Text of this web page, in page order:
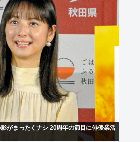
影がまったくナシ 20周年の節目に俳優業活